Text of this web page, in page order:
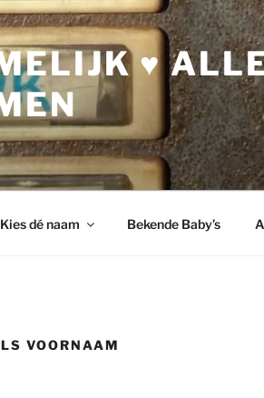
♥
Kies dé naam Bekende Baby’s
VOORNAAM